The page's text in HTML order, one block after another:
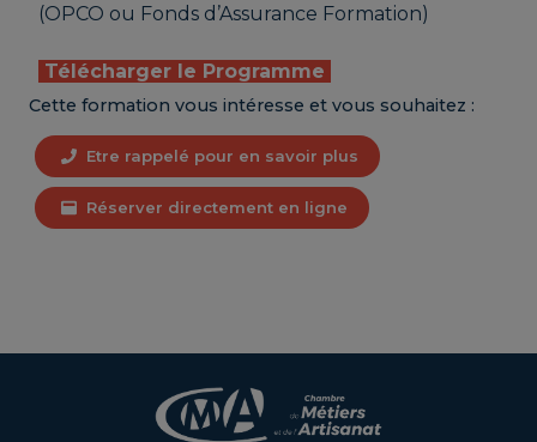
(OPCO ou Fonds d’Assurance Formation)
Télécharger le Programme
Cette formation vous intéresse et vous souhaitez :
Etre rappelé pour en savoir plus
Réserver directement en ligne